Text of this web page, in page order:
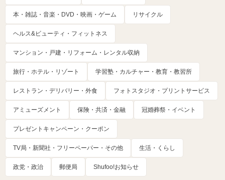
本・雑誌・音楽・DVD・映画・ゲーム リサイクル
ヘルス&ビューティ・フィットネス
マンション・戸建・リフォーム・レンタル収納
旅行・ホテル・リゾート 学習塾・カルチャー・教育・教習所
レストラン・デリバリー・外食 フォトスタジオ・プリントサービス
アミューズメント 保険・共済・金融 冠婚葬祭・イベント
プレゼントキャンペーン・クーポン
TV局・新聞社・フリーペーパー・その他 生活・くらし
政党・政治 郵便局 Shufoo!お知らせ